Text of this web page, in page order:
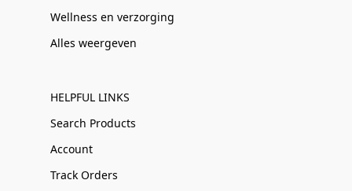
Wellness en verzorging
Alles weergeven
HELPFUL LINKS
Search Products
Account
Track Orders